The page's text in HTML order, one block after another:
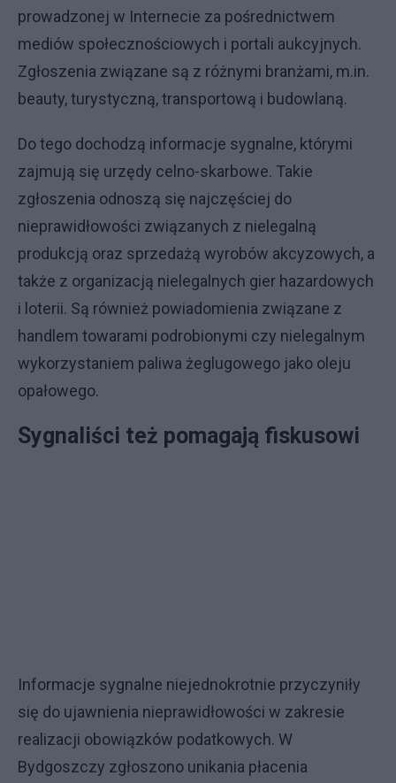
prowadzonej w Internecie za pośrednictwem
mediów społecznościowych i portali aukcyjnych.
Zgłoszenia związane są z różnymi branżami, m.in.
beauty, turystyczną, transportową i budowlaną.
Do tego dochodzą informacje sygnalne, którymi
zajmują się urzędy celno-skarbowe. Takie
zgłoszenia odnoszą się najczęściej do
nieprawidłowości związanych z nielegalną
produkcją oraz sprzedażą wyrobów akcyzowych, a
także z organizacją nielegalnych gier hazardowych
i loterii. Są również powiadomienia związane z
handlem towarami podrobionymi czy nielegalnym
wykorzystaniem paliwa żeglugowego jako oleju
opałowego.
Sygnaliści też pomagają fiskusowi
Informacje sygnalne niejednokrotnie przyczyniły
się do ujawnienia nieprawidłowości w zakresie
realizacji obowiązków podatkowych. W
Bydgoszczy zgłoszono unikania płacenia